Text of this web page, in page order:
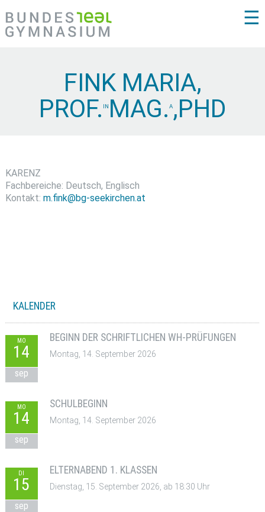
☰
FINK MARIA,
PROF. IN MAG. A ,PHD
KARENZ
Fachbereiche: Deutsch, Englisch
Kontakt: m.fink@bg-seekirchen.at
KALENDER
MO
14
sep
BEGINN DER SCHRIFTLICHEN WH-PRÜFUNGEN
Montag, 14. September 2026
MO
14
sep
SCHULBEGINN
Montag, 14. September 2026
DI
15
sep
ELTERNABEND 1. KLASSEN
Dienstag, 15. September 2026, ab 18:30 Uhr